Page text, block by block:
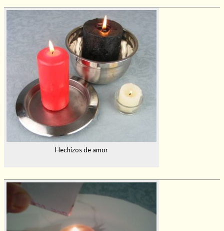
Hechizos de amor